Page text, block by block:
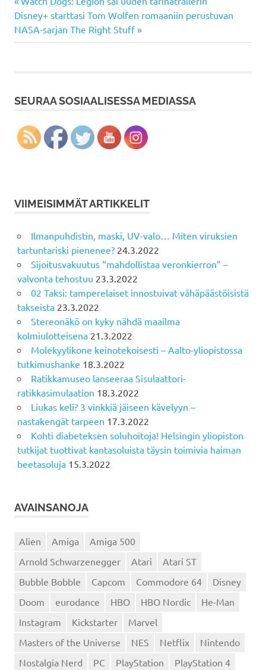
Artikkelien
selaus
Post:
Next
Post:
Disney+ starttasi Tom Wolfen romaaniin perustuvan
NASA-sarjan The Right Stuff
SEURAA SOSIAALISESSA MEDIASSA
VIIMEISIMMÄT ARTIKKELIT
Ilmanpuhdistin, maski, UV-valo… Miten viruksien
tartuntariski pienenee? 24.3.2022
Sijoitusvakuutus “mahdollistaa veronkierron” –
valvonta tehostuu 23.3.2022
02 Taksi: tamperelaiset innostuivat vähäpäästöisistä
takseista 23.3.2022
Stereonäkö on kyky nähdä maailma
kolmiulotteisena 21.3.2022
Molekyylikone keinotekoisesti – Aalto-yliopistossa
tutkimushanke 18.3.2022
Ratikkamuseo lanseeraa Sisulaattori-
ratikkasimulaation 18.3.2022
Liukas keli? 3 vinkkiä jäiseen kävelyyn –
nastakengät tarpeen 17.3.2022
Kohti diabeteksen soluhoitoja! Helsingin yliopiston
tutkijat tuottivat kantasoluista täysin toimivia haiman
beetasoluja 15.3.2022
AVAINSANOJA
Alien Amiga
Amiga 500
Arnold Schwarzenegger
Atari
Atari ST
Bubble Bobble
Capcom Commodore 64
Disney
Doom
eurodance HBO HBO Nordic
He-Man
Instagram
Kickstarter
Marvel
Masters of the Universe
NES Netflix
Nintendo
Nostalgia Nerd
PC PlayStation PlayStation 4